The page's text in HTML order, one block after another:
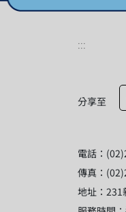
:::
分享至
電話：
傳真：
地址：231